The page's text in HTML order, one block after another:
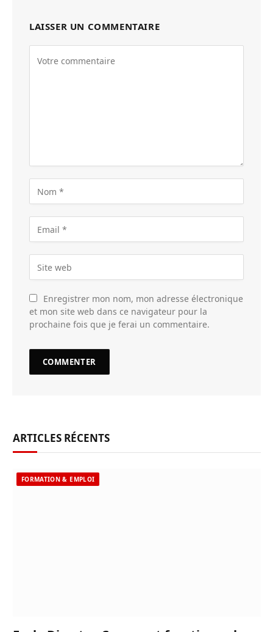
LAISSER UN COMMENTAIRE
Enregistrer mon nom, mon adresse électronique
et mon site web dans ce navigateur pour la
prochaine fois que je ferai un commentaire.
ARTICLES RÉCENTS
FORMATION & EMPLOI